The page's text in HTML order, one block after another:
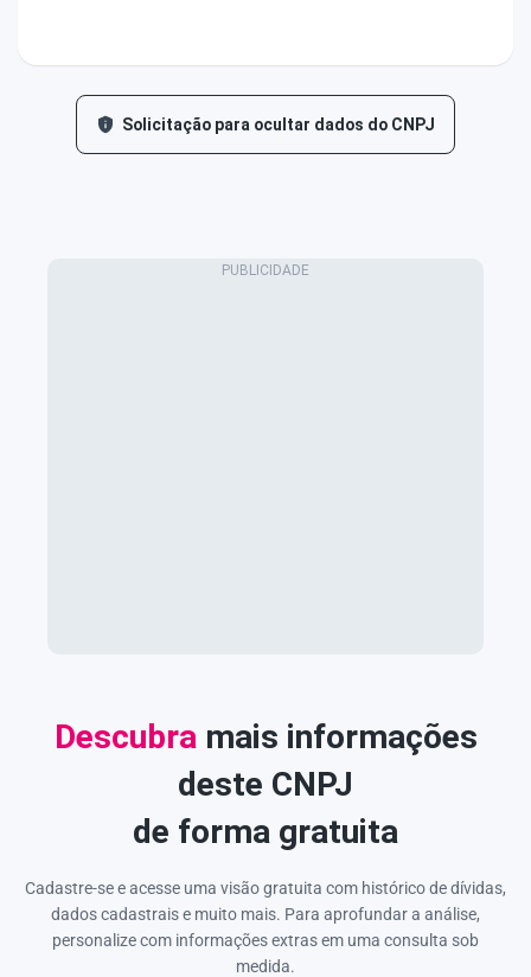
Solicitação para ocultar dados do CNPJ
Descubra mais informações
deste CNPJ
de forma gratuita
Cadastre-se e acesse uma visão gratuita com histórico de dívidas,
dados cadastrais e muito mais. Para aprofundar a análise,
personalize com informações extras em uma consulta sob
medida.